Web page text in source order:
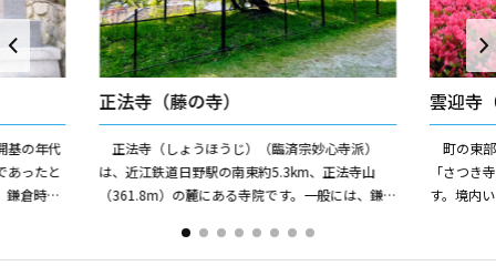
基の年代
あったと
鎌倉時代
正法寺（藤の寺）
正法寺（しょうほうじ）（臨済宗妙心寺派）
は、近江鉄道日野駅の南東約5.3km、正法寺山
（361.8m）の麓にある寺院です。一般には、鎌
十一面観世音菩薩...
雲迎寺
町の東
「さつき
す。境内